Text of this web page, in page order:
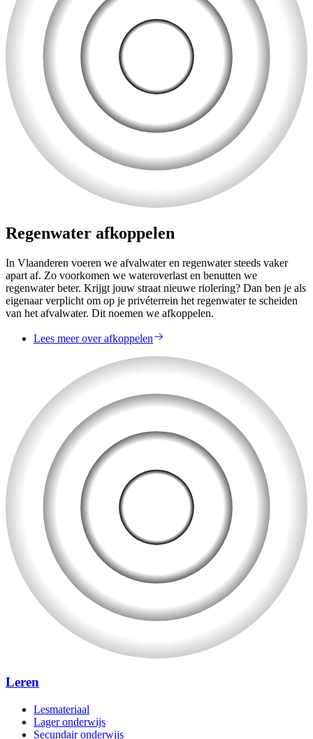
Regenwater afkoppelen
In Vlaanderen voeren we afvalwater en regenwater steeds vaker
apart af. Zo voorkomen we wateroverlast en benutten we
regenwater beter. Krijgt jouw straat nieuwe riolering? Dan ben je als
eigenaar verplicht om op je privéterrein het regenwater te scheiden
van het afvalwater. Dit noemen we afkoppelen.
Lees meer over afkoppelen
Leren
Lesmateriaal
Lager onderwijs
Secundair onderwijs